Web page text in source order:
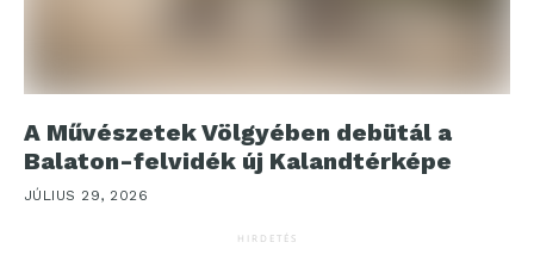
A Művészetek Völgyében debütál a
Balaton-felvidék új Kalandtérképe
JÚLIUS 29, 2026
HIRDETÉS